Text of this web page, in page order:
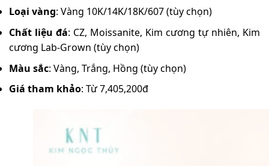
Loại vàng: Vàng 10K/14K/18K/607 (tùy chọn)
Chất liệu đá: CZ, Moissanite, Kim cương tự nhiên, Kim
cương Lab-Grown (tùy chọn)
Màu sắc: Vàng, Trắng, Hồng (tùy chọn)
Giá tham khảo: Từ 7,405,200đ